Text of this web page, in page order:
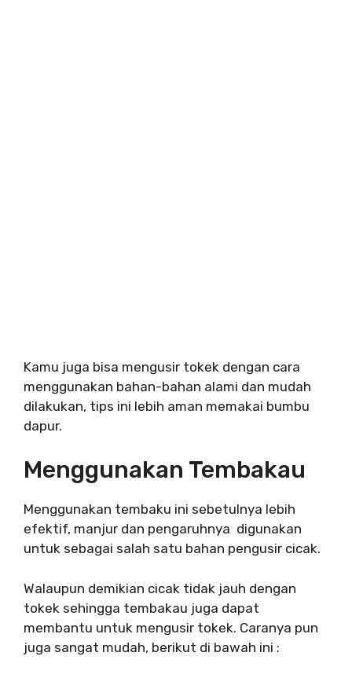
Kamu juga bisa mengusir tokek dengan cara
menggunakan bahan-bahan alami dan mudah
dilakukan, tips ini lebih aman memakai bumbu
dapur.
Menggunakan Tembakau
Menggunakan tembaku ini sebetulnya lebih
efektif, manjur dan pengaruhnya digunakan
untuk sebagai salah satu bahan pengusir cicak.
Walaupun demikian cicak tidak jauh dengan
tokek sehingga tembakau juga dapat
membantu untuk mengusir tokek. Caranya pun
juga sangat mudah, berikut di bawah ini :